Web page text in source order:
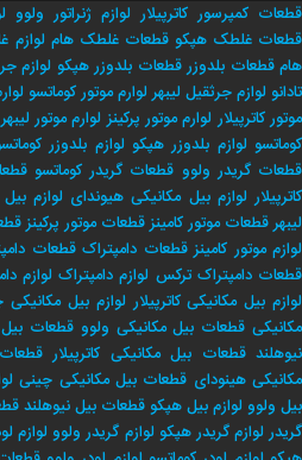
قطعات کمپرسور کاترپیلار لوازم ژنراتور ولوو
قطعات غلطک هپکو قطعات غلطک هام لوازم
هام قطعات بلدوزر قطعات بلدوزر هپکو لوازم
تادانو لوازم جرثقیل لیبهر لوارم موتور کوماتسو
موتور کاترپیلار لوارم موتور پرکینز لوارم موتور لیبهر
کوماتسو لوازم بلدوزر هپکو لوازم بلدوزر
قطعات گریدر ولوو قطعات گریدر کوماتسو
کاترپیلار لوازم بیل مکانیکی هیوندای لوازم
لیبهرقطعات موتور کامینزقطعات موتور پرکینز
لوازم موتور کامینز قطعات دامپتراک قطعات
قطعات دامپتراک ترکس لوازم دامپتراک لوازم
لوازم بیل مکانیکی کاترپیلار لوازم بیل
مکانیکی قطعات بیل مکانیکی ولوو قطعات
نیوهلند قطعات بیل مکانیکی کاترپیلار
مکانیکی هینودای قطعات بیل مکانیکی چینی
بیل ولوو لوازم بیل هپکوقطعات بیل نیوهلند
گریدر لوازم گریدر هپکو لوازم گریدر ولوو لوازم